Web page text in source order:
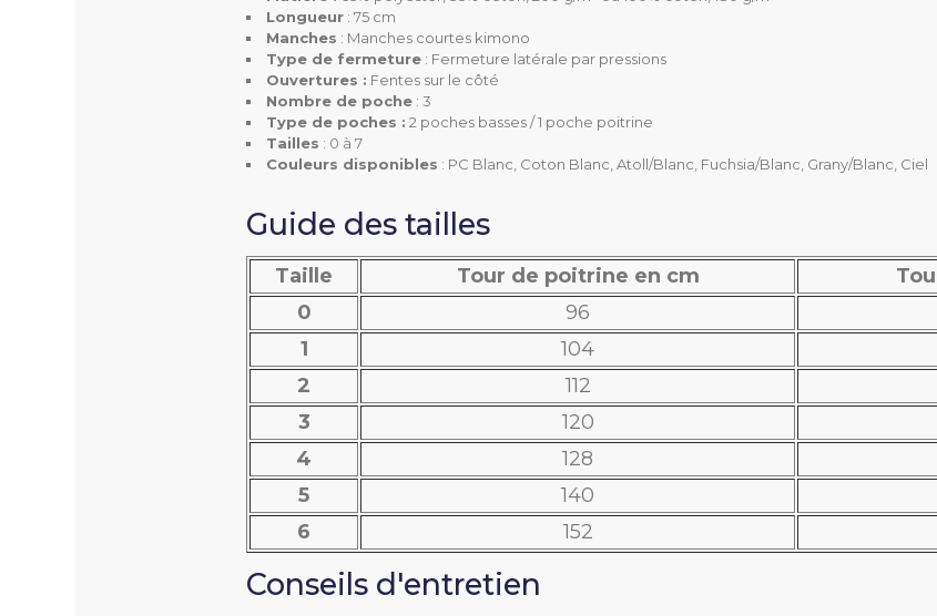
Longueur : 75 cm
Manches : Manches courtes kimono
Type de fermeture : Fermeture latérale par pressions
Ouvertures : Fentes sur le côté
Nombre de poche : 3
Type de poches : 2 poches basses / 1 poche poitrine
Tailles : 0 à 7
Couleurs disponibles : PC Blanc, Coton Blanc, Atoll/Blanc, Fuchsia/Blanc, Grany/Blanc, Ciel
Guide des tailles
Taille Tour de poitrine en cm
0
96
1
104
2
112
3
120
4
128
5
140
6
152
Conseils d'entretien
Longueur
Ouverture
Matière
100% coton, 180
Type De Fermeture
Manches Manches
Nombre De Poche
Type De Poche
1 poche poitrine
2 poches basses
Couleur(s) Disponible(s)
Atoll/Blanc
Ciel
Coton Blanc